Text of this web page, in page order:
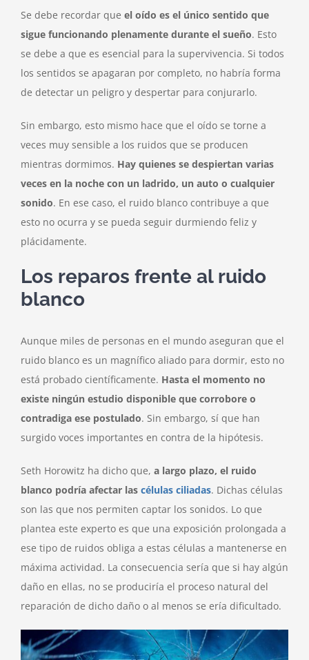
Se debe recordar que el oído es el único sentido que
sigue funcionando plenamente durante el sueño. Esto
se debe a que es esencial para la supervivencia. Si todos
los sentidos se apagaran por completo, no habría forma
de detectar un peligro y despertar para conjurarlo.
Sin embargo, esto mismo hace que el oído se torne a
veces muy sensible a los ruidos que se producen
mientras dormimos. Hay quienes se despiertan varias
veces en la noche con un ladrido, un auto o cualquier
sonido. En ese caso, el ruido blanco contribuye a que
esto no ocurra y se pueda seguir durmiendo feliz y
plácidamente.
Los reparos frente al ruido
blanco
Aunque miles de personas en el mundo aseguran que el
ruido blanco es un magnífico aliado para dormir, esto no
está probado científicamente. Hasta el momento no
existe ningún estudio disponible que corrobore o
contradiga ese postulado. Sin embargo, sí que han
surgido voces importantes en contra de la hipótesis.
Seth Horowitz ha dicho que, a largo plazo, el ruido
blanco podría afectar las células ciliadas. Dichas células
son las que nos permiten captar los sonidos. Lo que
plantea este experto es que una exposición prolongada a
ese tipo de ruidos obliga a estas células a mantenerse en
máxima actividad. La consecuencia sería que si hay algún
daño en ellas, no se produciría el proceso natural del
reparación de dicho daño o al menos se ería dificultado.